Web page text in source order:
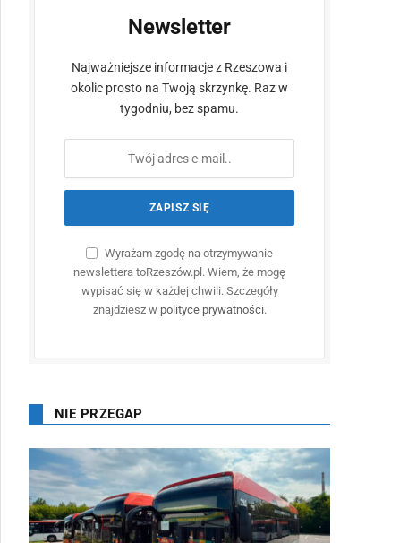
Newsletter
Najważniejsze informacje z Rzeszowa i
okolic prosto na Twoją skrzynkę. Raz w
tygodniu, bez spamu.
Wyrażam zgodę na otrzymywanie
newslettera toRzeszów.pl. Wiem, że mogę
wypisać się w każdej chwili. Szczegóły
znajdziesz w polityce prywatności.
NIE PRZEGAP